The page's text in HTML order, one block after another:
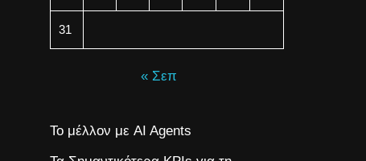
31
« Σεπ
Το μέλλον με AI Agents